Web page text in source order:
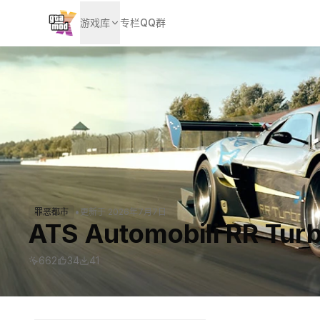
游戏库 专栏QQ群
罪恶都市 • 更新于 2026年7月7日
ATS Automobili RR
662 34 41